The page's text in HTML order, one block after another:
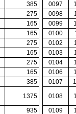
385 0097
275 0098
165 0099
165 0100
275 0102
165 0103
275 0104
165 0106
385 0107
1375 0108
935 0109